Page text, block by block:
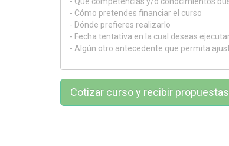
Cotizar curso y recibir propuestas